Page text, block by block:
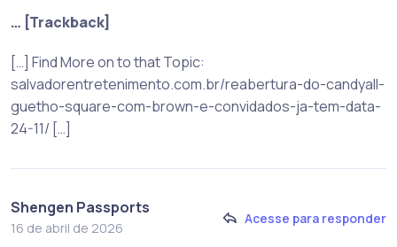
… [Trackback]
[…] Find More on to that Topic:
salvadorentretenimento.com.br/reabertura-do-candyall-
guetho-square-com-brown-e-convidados-ja-tem-data-
24-11/ […]
Shengen Passports
16 de abril de 2026
Acesse para responder